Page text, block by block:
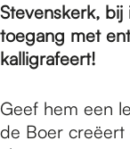
Stevenskerk,
toegang met
kalligrafeert!
Geef hem een
de Boer creëert